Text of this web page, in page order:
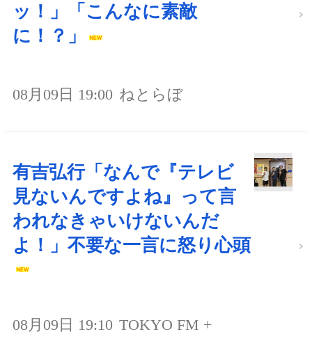
ッ！」「こんなに素敵
に！？」
08月09日 19:00 ねとらぼ
有吉弘行「なんで『テレビ
見ないんですよね』って言
われなきゃいけないんだ
よ！」不要な一言に怒り心頭
08月09日 19:10 TOKYO FM +